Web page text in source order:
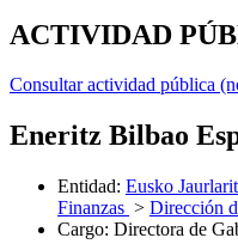
ACTIVIDAD
Consultar actividad pública
Eneritz Bilbao
Entidad: Eusko
Finanzas > Dirección
Cargo: Directora de